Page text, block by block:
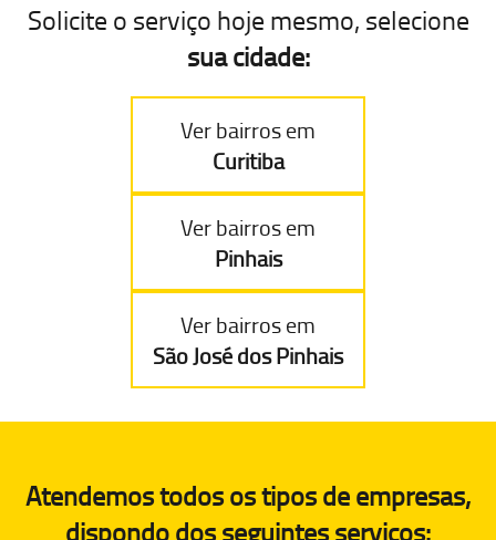
Solicite o serviço hoje mesmo, selecione
sua cidade:
Ver bairros em
Curitiba
Ver bairros em
Pinhais
Ver bairros em
São José dos Pinhais
Atendemos todos os tipos de empresas,
dispondo dos seguintes serviços: